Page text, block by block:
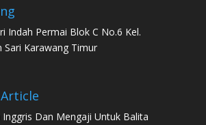
Indah Permai Blok C No.6 Kel.
Sari Karawang Timur
Inggris Dan Mengaji Untuk Balita